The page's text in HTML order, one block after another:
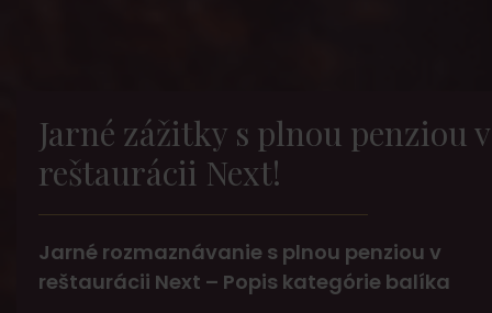
Jarné zážitky s plnou penziou v
reštaurácii Next!
Jarné rozmaznávanie s plnou penziou v
reštaurácii Next – Popis kategórie balíka